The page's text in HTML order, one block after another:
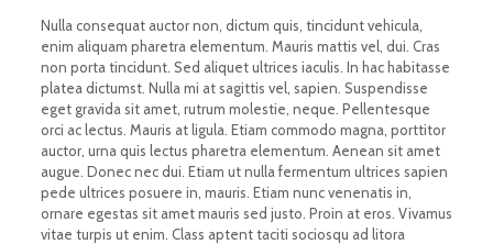
Nulla consequat auctor non, dictum quis, tincidunt vehicula,
enim aliquam pharetra elementum. Mauris mattis vel, dui. Cras
non porta tincidunt. Sed aliquet ultrices iaculis. In hac habitasse
platea dictumst. Nulla mi at sagittis vel, sapien. Suspendisse
eget gravida sit amet, rutrum molestie, neque. Pellentesque
orci ac lectus. Mauris at ligula. Etiam commodo magna, porttitor
auctor, urna quis lectus pharetra elementum. Aenean sit amet
augue. Donec nec dui. Etiam ut nulla fermentum ultrices sapien
pede ultrices posuere in, mauris. Etiam nunc venenatis in,
ornare egestas sit amet mauris sed justo. Proin at eros. Vivamus
vitae turpis ut enim. Class aptent taciti sociosqu ad litora